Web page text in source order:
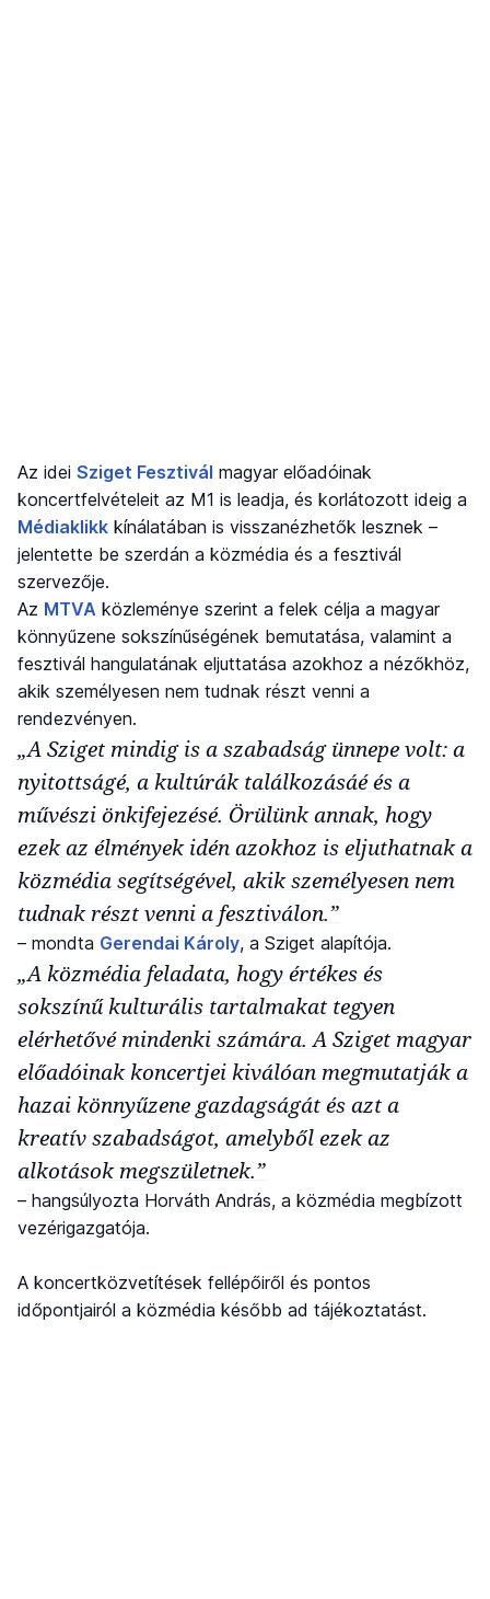
Az idei Sziget Fesztivál magyar előadóinak
koncertfelvételeit az M1 is leadja, és korlátozott ideig a
Médiaklikk kínálatában is visszanézhetők lesznek –
jelentette be szerdán a közmédia és a fesztivál
szervezője.
Az MTVA közleménye szerint a felek célja a magyar
könnyűzene sokszínűségének bemutatása, valamint a
fesztivál hangulatának eljuttatása azokhoz a nézőkhöz,
akik személyesen nem tudnak részt venni a
rendezvényen.
„A Sziget mindig is a szabadság ünnepe volt: a
nyitottságé, a kultúrák találkozásáé és a
művészi önkifejezésé. Örülünk annak, hogy
ezek az élmények idén azokhoz is eljuthatnak a
közmédia segítségével, akik személyesen nem
tudnak részt venni a fesztiválon.”
– mondta Gerendai Károly, a Sziget alapítója.
„A közmédia feladata, hogy értékes és
sokszínű kulturális tartalmakat tegyen
elérhetővé mindenki számára. A Sziget magyar
előadóinak koncertjei kiválóan megmutatják a
hazai könnyűzene gazdagságát és azt a
kreatív szabadságot, amelyből ezek az
alkotások megszületnek.”
– hangsúlyozta Horváth András, a közmédia megbízott
vezérigazgatója.
A koncertközvetítések fellépőiről és pontos
időpontjairól a közmédia később ad tájékoztatást.